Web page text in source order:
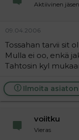
Aktiivinen jäsen
09.04.2006
Tossahan tarvii sit
Mulla ei oo, enkä
Tahtosin kyl
Ilmoita
voiitku
Vieras